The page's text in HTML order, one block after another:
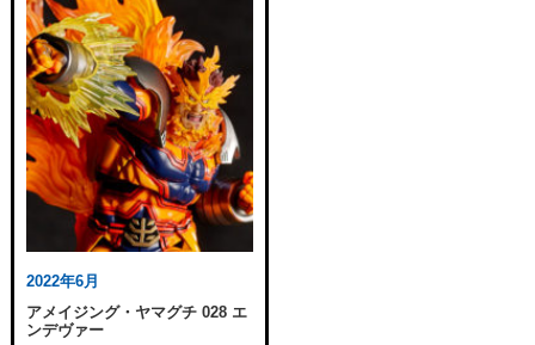
2022年6月
アメイジング・ヤマグチ 028 エ
ンデヴァー